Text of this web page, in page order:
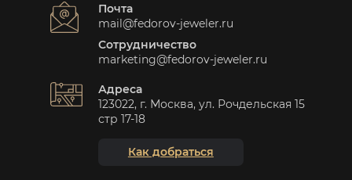
Почта
mail@fedorov-jeweler.ru
Сотрудничество
marketing@fedorov-jeweler.ru
Адреса
123022, г. Москва, ул. Рочдельская 15
стр 17-18
Как добраться